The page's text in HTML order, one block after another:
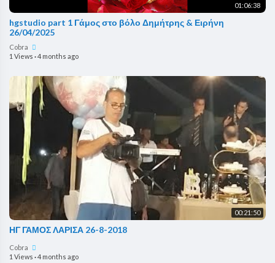
01:06:38
hgstudio part 1 Γάμος στο βόλο Δημήτρης & Ειρήνη
26/04/2025
Cobra
1 Views ·4 months ago
00:21:50
ΗΓ ΓΑΜΟΣ ΛΑΡΙΣΑ 26-8-2018
Cobra
1 Views ·4 months ago